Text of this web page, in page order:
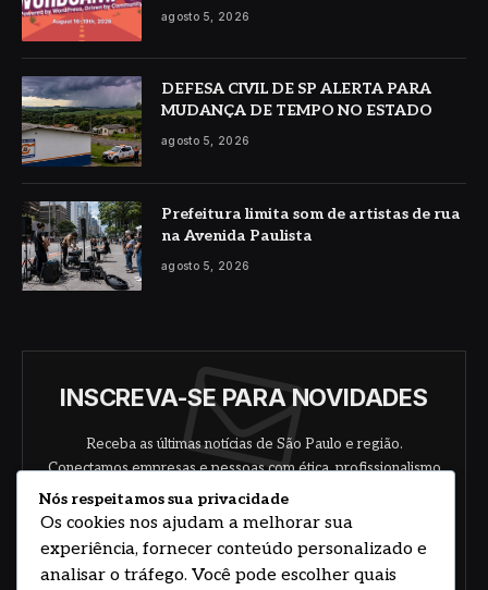
agosto 5, 2026
DEFESA CIVIL DE SP ALERTA PARA
MUDANÇA DE TEMPO NO ESTADO
agosto 5, 2026
Prefeitura limita som de artistas de rua
na Avenida Paulista
agosto 5, 2026
INSCREVA-SE PARA NOVIDADES
Receba as últimas notícias de São Paulo e região.
Conectamos empresas e pessoas com ética, profissionalismo
e responsabilidade.
Nós respeitamos sua privacidade
Os cookies nos ajudam a melhorar sua
experiência, fornecer conteúdo personalizado e
analisar o tráfego. Você pode escolher quais